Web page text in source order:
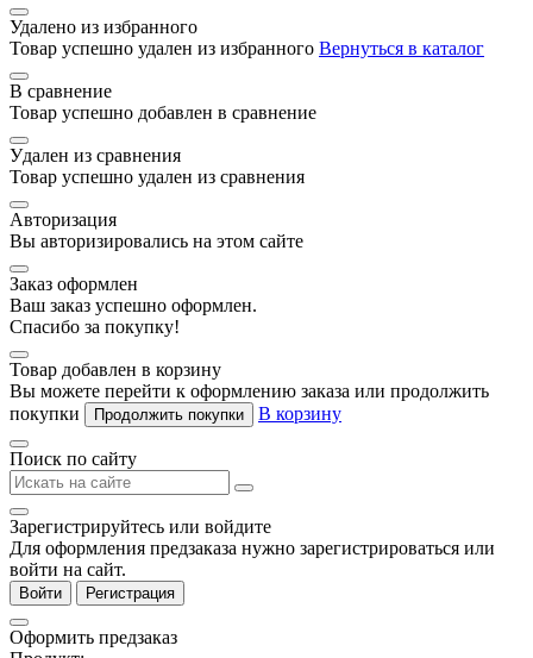
Удалено из избранного
Товар успешно удален из избранного Вернуться в каталог
В сравнение
Товар успешно добавлен в сравнение
Удален из сравнения
Товар успешно удален из сравнения
Авторизация
Вы авторизировались на этом сайте
Заказ оформлен
Ваш заказ успешно оформлен.
Спасибо за покупку!
Товар добавлен в корзину
Вы можете перейти к оформлению заказа или продолжить
покупки
Продолжить покупки В корзину
Поиск по сайту
Зарегистрируйтесь или войдите
Для оформления предзаказа нужно зарегистрироваться или
войти на сайт.
Войти Регистрация
Оформить предзаказ